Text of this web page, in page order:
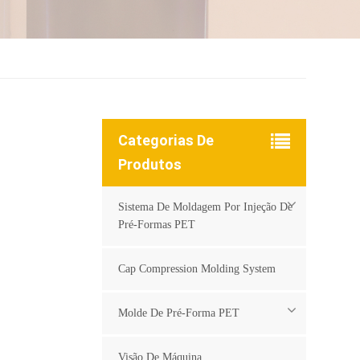
Categorias De
Produtos
Sistema De Moldagem Por Injeção De
Pré-Formas PET
Cap Compression Molding System
Molde De Pré-Forma PET
Visão De Máquina